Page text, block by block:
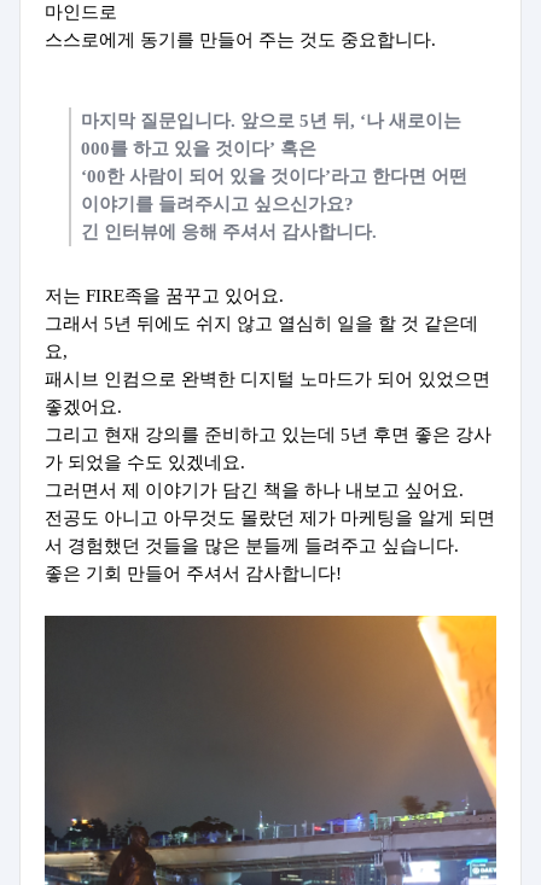
마인드로
스스로에게 동기를 만들어 주는 것도 중요합니다.
마지막 질문입니다. 앞으로 5년 뒤, ‘나 새로이는
000를 하고 있을 것이다’ 혹은
‘00한 사람이 되어 있을 것이다’라고 한다면 어떤
이야기를 들려주시고 싶으신가요?
긴 인터뷰에 응해 주셔서 감사합니다.
저는 FIRE족을 꿈꾸고 있어요.
그래서 5년 뒤에도 쉬지 않고 열심히 일을 할 것 같은데
요,
패시브 인컴으로 완벽한 디지털 노마드가 되어 있었으면
좋겠어요.
그리고 현재 강의를 준비하고 있는데 5년 후면 좋은 강사
가 되었을 수도 있겠네요.
그러면서 제 이야기가 담긴 책을 하나 내보고 싶어요.
전공도 아니고 아무것도 몰랐던 제가 마케팅을 알게 되면
서 경험했던 것들을 많은 분들께 들려주고 싶습니다.
좋은 기회 만들어 주셔서 감사합니다!